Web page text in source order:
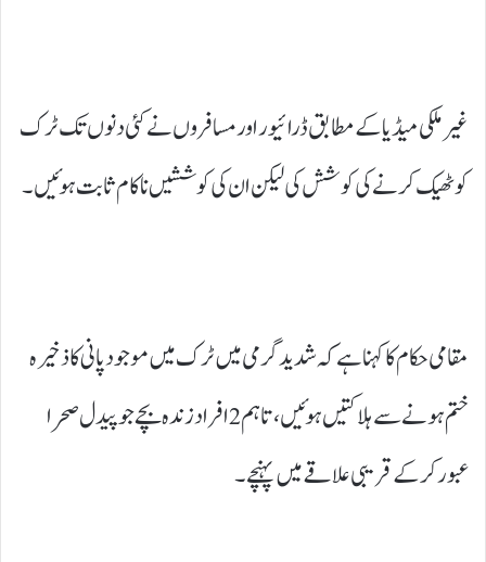
غیر ملکی میڈیا کے مطابق ڈرائیور اور مسافروں نے کئی دنوں تک ٹرک
کو ٹھیک کرنے کی کوشش کی لیکن ان کی کوششیں ناکام ثابت ہوئیں۔
مقامی حکام کا کہنا ہے کہ شدید گرمی میں ٹرک میں موجود پانی کا ذخیرہ
ختم ہونے سے ہلاکتیں ہوئیں، تاہم 2 افراد زندہ بچے جو پیدل صحرا
عبور کر کے قریبی علاقے میں پہنچے۔